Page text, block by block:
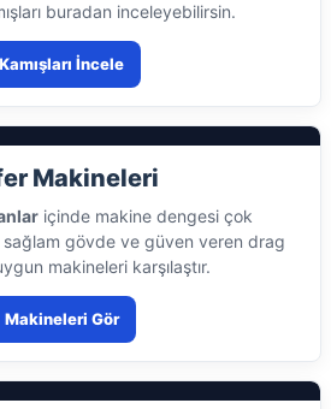
buradan inceleyebilirsin.
Kamışları İncele
Makineleri
içinde makine dengesi çok
sağlam gövde ve güven veren drag
makineleri karşılaştır.
Makineleri Gör